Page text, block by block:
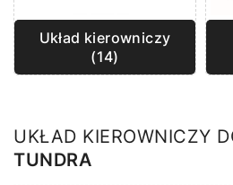
Układ kierowniczy
(14)
UKŁAD KIEROWNICZY
TUNDRA